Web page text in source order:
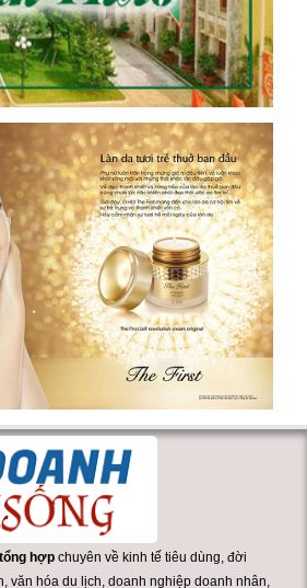
hợp chuyên về kinh tế tiêu dùng, đời
văn hóa du lịch, doanh nghiệp doanh nhân,